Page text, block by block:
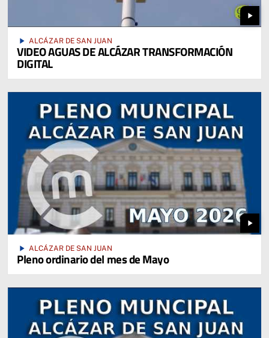
play_arrow
play_arrow ALCÁZAR DE SAN JUAN
VIDEO AGUAS DE ALCÁZAR TRANSFORMACIÓN
DIGITAL
play_arrow
play_arrow ALCÁZAR DE SAN JUAN
Pleno ordinario del mes de Mayo